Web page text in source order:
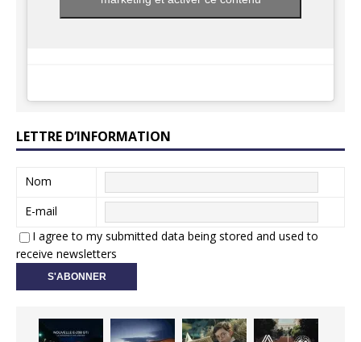
LETTRE D’INFORMATION
Nom
E-mail
I agree to my submitted data being stored and used to
receive newsletters